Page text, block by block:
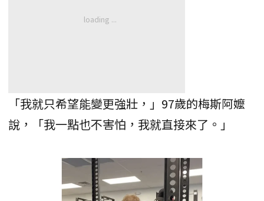
「我就只希望能變更強壯，」97歲的梅斯阿嬤
說，「我一點也不害怕，我就直接來了。」